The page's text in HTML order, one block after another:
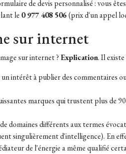
de devis personnalisé : vous
le 0 977 408 506(prix d'un appel
sur internet
sur internet ?Explication. Il existe
intérêt à publier des commentaires
marques qui trustent plus de
domaines différents aux termes
singulièrement d'intelligence). En
de l'énergie a même qualifié